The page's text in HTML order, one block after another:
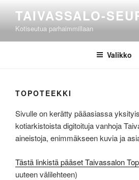
sisältöönTAIVASSALO-
Kotiseutua parhaimmillaan
Valikko
TOPOTEEKKI
Sivulle on kerätty pääasiassa
kotiarkistoista digitoituja vanhoja
aineistoja, enimmäkseen kuvia ja
Tästä linkistä pääset Taivassalon
uuteen välilehteen)